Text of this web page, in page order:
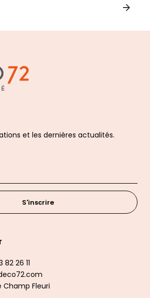
et les dernières actualités.
S'inscrire
26 11
Champ Fleuri